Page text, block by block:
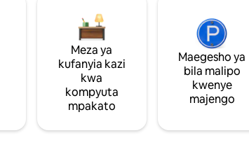
Meza ya
kufanyia kazi
kwa
kompyuta
mpakato
Maegesho ya
bila malipo
kwenye
majengo